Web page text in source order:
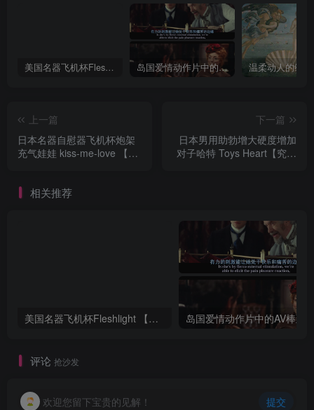
美国名器飞机杯Fleshlight 【Quickshot-Vantage 双头飞机杯】完全评测 岛国爱情动作片中的AV棒到底有多猛？成人用品震动棒的发展史！
上一篇
日本名器自慰器飞机杯炮架
充气娃娃 kiss-me-love 【空
下一篇
日本男用助勃增大硬度增加
对子哈特 Toys Heart【究极
相关推荐
美国名器飞机杯Fleshlight 【Quickshot-Vantage 双头飞机杯】完全评测
评论 抢沙发
欢迎您留下宝贵的见解！ 提交